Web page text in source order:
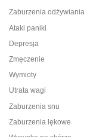
Zaburzenia
Ataki paniki
Depresja
Zmęczenie
Wymioty Brak
Utrata wagi
Zaburzenia
Zaburzenia